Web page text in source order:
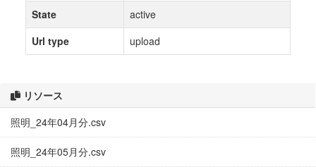
リソース
照明_24年04月分.csv
照明_24年05月分.csv
State
active
Url type
upload